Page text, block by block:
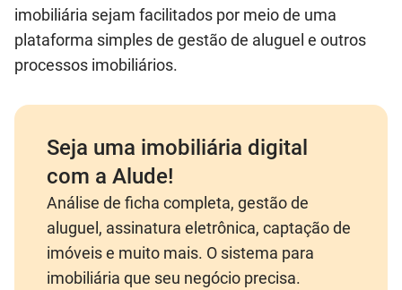
imobiliária sejam facilitados por meio de uma
plataforma simples de gestão de aluguel e outros
processos imobiliários.
Seja uma imobiliária digital
com a Alude!
Análise de ficha completa, gestão de
aluguel, assinatura eletrônica, captação de
imóveis e muito mais. O sistema para
imobiliária que seu negócio precisa.